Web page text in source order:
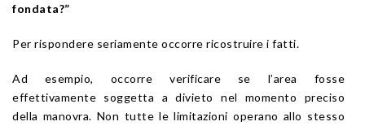
fondata?”
Per rispondere seriamente occorre ricostruire i fatti.
Ad esempio, occorre verificare se l’area fosse
effettivamente soggetta a divieto nel momento preciso
della manovra. Non tutte le limitazioni operano allo stesso